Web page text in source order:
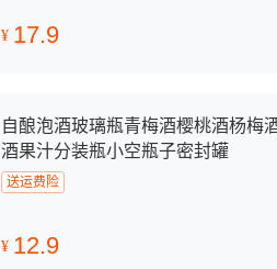
¥ 17.9
自酿泡酒玻璃瓶青梅酒樱桃酒杨梅
酒果汁分装瓶小空瓶子密封罐
送运费险
¥ 12.9